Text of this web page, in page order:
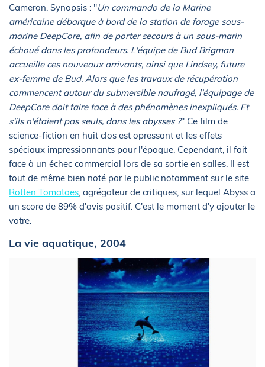
Cameron. Synopsis : "Un commando de la Marine
américaine débarque à bord de la station de forage sous-
marine DeepCore, afin de porter secours à un sous-marin
échoué dans les profondeurs. L'équipe de Bud Brigman
accueille ces nouveaux arrivants, ainsi que Lindsey, future
ex-femme de Bud. Alors que les travaux de récupération
commencent autour du submersible naufragé, l'équipage de
DeepCore doit faire face à des phénomènes inexpliqués. Et
s'ils n'étaient pas seuls, dans les abysses ?" Ce film de
science-fiction en huit clos est opressant et les effets
spéciaux impressionnants pour l'époque. Cependant, il fait
face à un échec commercial lors de sa sortie en salles. Il est
tout de même bien noté par le public notamment sur le site
Rotten Tomatoes, agrégateur de critiques, sur lequel Abyss a
un score de 89% d'avis positif. C'est le moment d'y ajouter le
votre.
La vie aquatique, 2004